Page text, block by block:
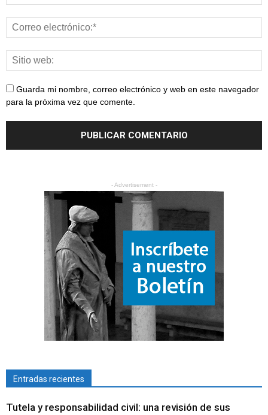
Guarda mi nombre, correo electrónico y web en este navegador
para la próxima vez que comente.
- Advertisement -
Entradas recientes
Tutela y responsabilidad civil: una revisión de sus